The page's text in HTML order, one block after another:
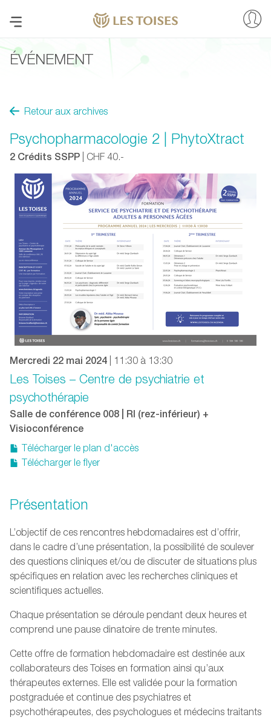
ÉVÉNEMENT
Retour aux archives
Psychopharmacologie 2 | PhytoXtract
2 Crédits SSPP | CHF 40.-
Mercredi 22 mai 2024 | 11:30 à 13:30
Les Toises – Centre de psychiatrie et
psychothérapie
Salle de conférence 008 | RI (rez-inférieur) +
Visioconférence
Télécharger le plan d'accès
Télécharger le flyer
Présentation
L’objectif de ces rencontres hebdomadaires est d’offrir,
dans le cadre d’une présentation, la possibilité de soulever
des questions cliniques et/ou de discuter de situations plus
spécifiques en relation avec les recherches cliniques et
scientifiques actuelles.
Chaque présentation se déroule pendant deux heures et
comprend une pause dinatoire de trente minutes.
Cette offre de formation hebdomadaire est destinée aux
collaborateurs des Toises en formation ainsi qu’aux
thérapeutes externes. Elle est validée pour la formation
postgraduée et continue des psychiatres et
psychothérapeutes, des psychologues et médecins traitants